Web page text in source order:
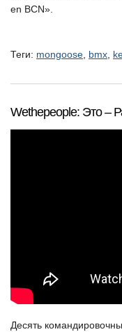
en BCN».
Теги: mongoose bmx
Wethepeople: Это –
Десять